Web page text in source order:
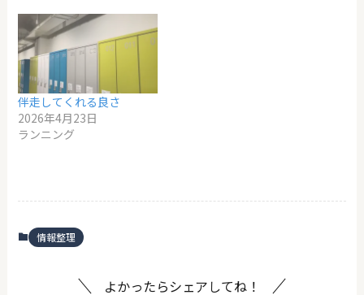
伴走してくれる良さ
2026年4月23日
ランニング
情報整理
よかったらシェアしてね！